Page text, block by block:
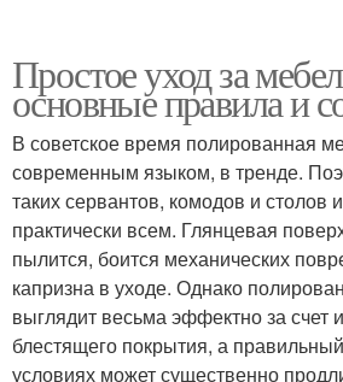
Простое уход за
основные правила и
В советское время полированная
современным языком, в тренде.
таких сервантов, комодов и столов
практически всем. Глянцевая
пылится, боится механических
капризна в уходе. Однако
выглядит весьма эффектно за счет
блестящего покрытия, а
условиях может существенно